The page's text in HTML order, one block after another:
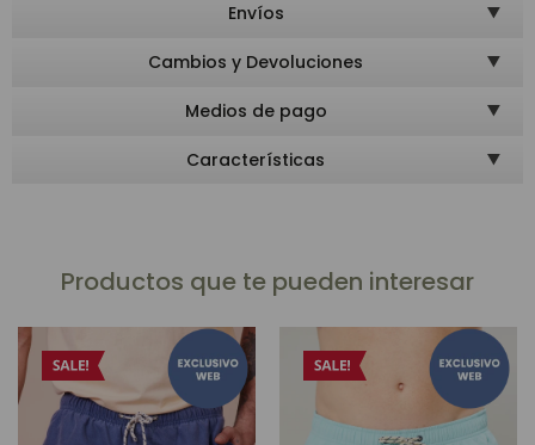
Envíos
Cambios y Devoluciones
Medios de pago
Características
Productos que te pueden interesar